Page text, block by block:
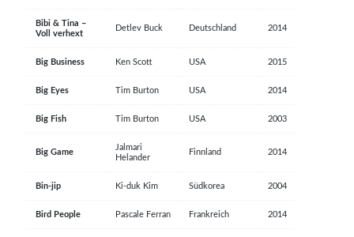
Bibi & Tina –
Voll verhext
Detlev Buck Deutschland 2014
Big Business Ken Scott USA 2015
Big Eyes Tim Burton USA 2014
Big Fish Tim Burton USA 2003
Big Game
Jalmari
Helander
Finnland 2014
Bin-jip Ki-duk Kim Südkorea 2004
Bird People Pascale Ferran Frankreich 2014